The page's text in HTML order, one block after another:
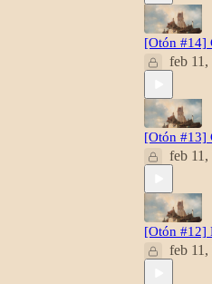
[Otón #14]
feb 11,
[Otón #13]
feb 11,
[Otón #12]
feb 11,